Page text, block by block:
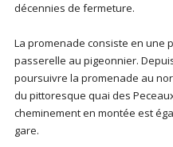
décennies de fermeture.
La promenade consiste en une
passerelle au pigeonnier.
poursuivre la promenade au
du pittoresque quai des
cheminement en montée est
gare.